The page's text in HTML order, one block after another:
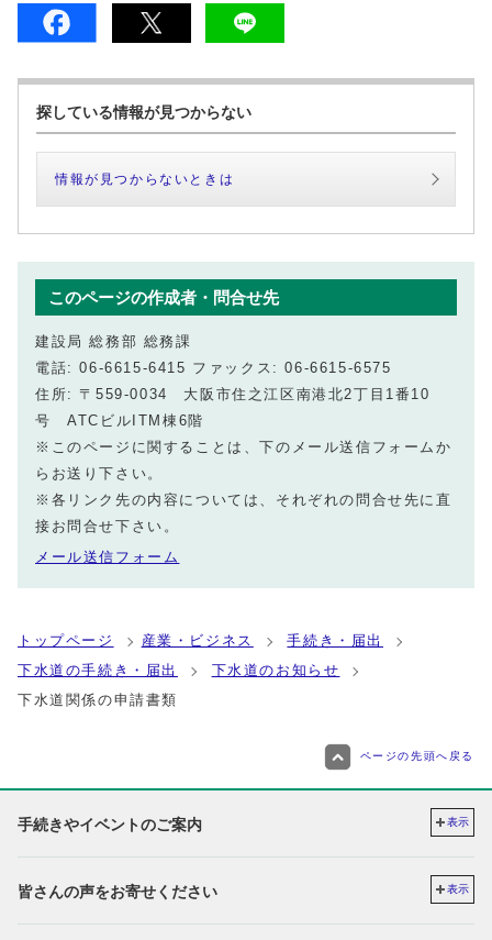
探している情報が見つからない
情報が見つからないときは
このページの作成者・問合せ先
建設局 総務部 総務課
電話: 06-6615-6415 ファックス: 06-6615-6575
住所: 〒559-0034 大阪市住之江区南港北2丁目1番10
号 ATCビルITM棟6階
※このページに関することは、下のメール送信フォームか
らお送り下さい。
※各リンク先の内容については、それぞれの問合せ先に直
接お問合せ下さい。
メール送信フォーム
トップページ 産業・ビジネス
手続き・届出
下水道の手続き・届出
下水道のお知らせ
下水道関係の申請書類
ページの先頭へ戻る
手続きやイベントのご案内 表示
皆さんの声をお寄せください 表示